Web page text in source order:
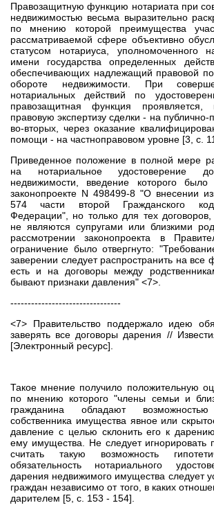
Правозащитную функцию нотариата при
недвижимостью весьма выразительно
по мнению которой преимущества
рассматриваемой сфере объективно
статусом нотариуса, уполномоченного
имени государства определенных
обеспечивающих надлежащий правовой
обороте недвижимости. При
нотариальных действий по
правозащитная функция проявляется,
правовую экспертизу сделки - на публично-
во-вторых, через оказание
помощи - на частноправовом уровне [3, с.
Приведенное положение в полной мере
на нотариальное удостоверение
недвижимости, введение которого
законопроекте N 498499-8 "О внесении
574 части второй Гражданского
Федерации", но только для тех
не являются супругами или близкими
рассмотрении законопроекта в
ограничение было отвергнуто:
заверении следует распространить на
есть и на договоры между
бывают признаки давления" <7>.
--------------------------------
<7> Правительство поддержало идею
заверять все договоры дарения //
[Электронный ресурс].
Такое мнение получило положительную
по мнению которого "члены семьи и
гражданина обладают
собственника имущества явное или
давление с целью склонить его к
ему имущества. Не следует
считать такую возможность
обязательность нотариального
дарения недвижимого имущества следует
граждан независимо от того, в каких
дарителем [5, с. 153 - 154].